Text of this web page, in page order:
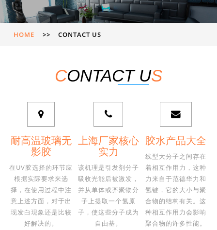
HOME >> CONTACT US
CONTACT US
耐高温玻璃无
影胶
在UV胶选择的环节应
根据实际要求来选
择，在使用过程中注
意上述方面，对于出
现发白现象还是比较
好解决的。
上海厂家核心
实力
该机理是引发剂分子
吸收光能后被激发，
并从单体或齐聚物分
子上提取一个氢原
子，使这些分子成为
自由基。
胶水产品大全
线型大分子之间存在
着相互作用力，这种
力来自于范德华力和
氢键，它的大小与聚
合物的结构有关。这
种相互作用力会影响
聚合物的许多性能。